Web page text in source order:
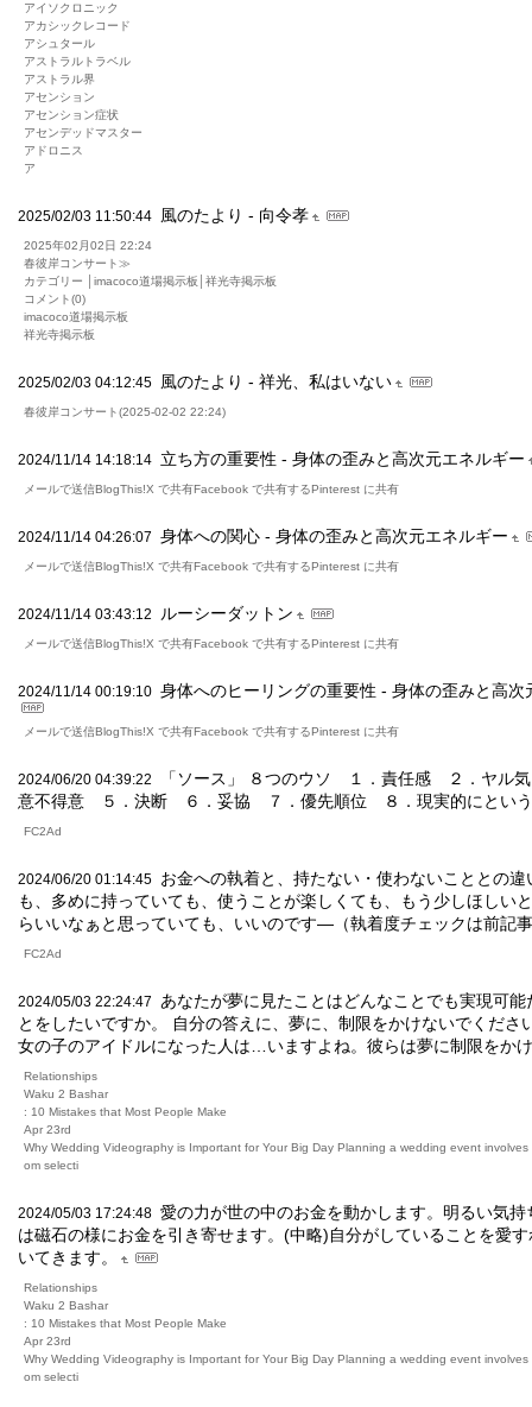
アイソクロニック
アカシックレコード
アシュタール
アストラルトラベル
アストラル界
アセンション
アセンション症状
アセンデッドマスター
アドロニス
ア
2025/02/03 11:50:44 風のたより - 向令孝
2025年02月02日 22:24
春彼岸コンサート≫
カテゴリー │imacoco道場掲示板│祥光寺掲示板
コメント(0)
imacoco道場掲示板
祥光寺掲示板
2025/02/03 04:12:45 風のたより - 祥光、私はいない
春彼岸コンサート(2025-02-02 22:24)
2024/11/14 14:18:14 立ち方の重要性 - 身体の歪みと高次元エネルギー
メールで送信BlogThis!X で共有Facebook で共有するPinterest に共有
2024/11/14 04:26:07 身体への関心 - 身体の歪みと高次元エネルギー
メールで送信BlogThis!X で共有Facebook で共有するPinterest に共有
2024/11/14 03:43:12 ルーシーダットン
メールで送信BlogThis!X で共有Facebook で共有するPinterest に共有
2024/11/14 00:19:10 身体へのヒーリングの重要性 - 身体の歪みと高次
メールで送信BlogThis!X で共有Facebook で共有するPinterest に共有
2024/06/20 04:39:22
「ソース」 ８つのウソ １．責任感 ２．ヤ
意不得意 ５．決断 ６．妥協 ７．優先順位 ８．現実的にとい
FC2Ad
2024/06/20 01:14:45
お金への執着と、持たない・使わないこととの
も、多めに持っていても、使うことが楽しくても、もう少しほしい
らいいなぁと思っていても、いいのです―（執着度チェックは前記
FC2Ad
2024/05/03 22:24:47
あなたが夢に見たことはどんなことでも実現可
とをしたいですか。 自分の答えに、夢に、制限をかけないでくださ
女の子のアイドルになった人は…いますよね。彼らは夢に制限をか
Relationships
Waku 2 Bashar
: 10 Mistakes that Most People Make
Apr 23rd
Why Wedding Videography is Important for Your Big Day Planning a wedding event
om selecti
2024/05/03 17:24:48 愛の力が世の中のお金を動かします。明るい気
は磁石の様にお金を引き寄せます。(中略)自分がしていることを愛
いてきます。
Relationships
Waku 2 Bashar
: 10 Mistakes that Most People Make
Apr 23rd
Why Wedding Videography is Important for Your Big Day Planning a wedding event
om selecti